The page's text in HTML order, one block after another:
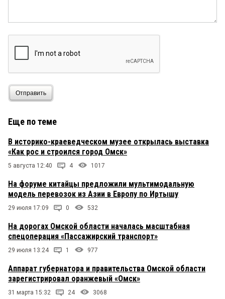
Отправить
Еще по теме
В историко-краеведческом музее открылась выставка
«Как рос и строился город Омск»
5 августа 12:40 4 1017
На форуме китайцы предложили мультимодальную
модель перевозок из Азии в Европу по Иртышу
29 июля 17:09 0 532
На дорогах Омской области началась масштабная
спецоперация «Пассажирский транспорт»
29 июля 13:24 1 977
Аппарат губернатора и правительства Омской области
зарегистрировал оранжевый «Омск»
31 марта 15:32 24 3068